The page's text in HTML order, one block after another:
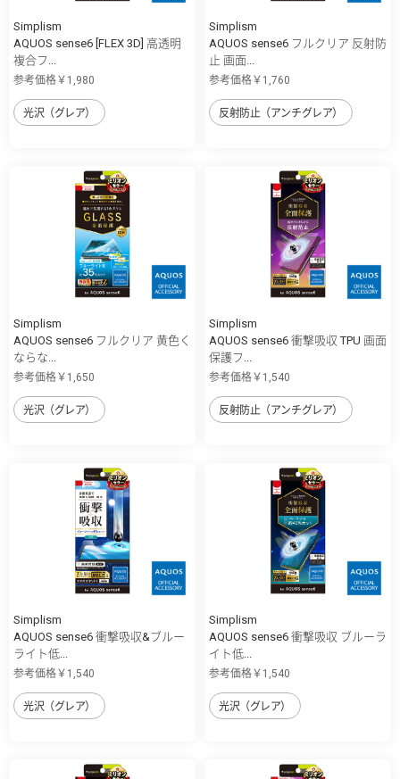
Simplism
AQUOS sense6 [FLEX 3D] 高透明
複合フ...
参考価格￥1,980
光沢（グレア）
Simplism
AQUOS sense6 フルクリア 反射防
止 画面...
参考価格￥1,760
反射防止（アンチグレア）
Simplism
AQUOS sense6 フルクリア 黄色く
ならな...
参考価格￥1,650
光沢（グレア）
Simplism
AQUOS sense6 衝撃吸収 TPU 画面
保護フ...
参考価格￥1,540
反射防止（アンチグレア）
Simplism
AQUOS sense6 衝撃吸収&ブルー
ライト低...
参考価格￥1,540
光沢（グレア）
Simplism
AQUOS sense6 衝撃吸収 ブルーラ
イト低...
参考価格￥1,540
光沢（グレア）